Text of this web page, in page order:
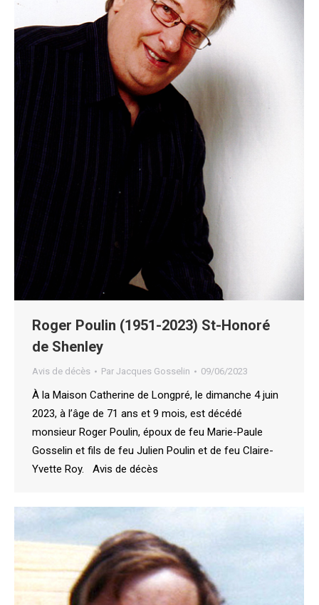
Roger Poulin (1951-2023) St-Honoré
de Shenley
Avis de décès Par Jacques Gosselin 09/06/2023
À la Maison Catherine de Longpré, le dimanche 4 juin
2023, à l’âge de 71 ans et 9 mois, est décédé
monsieur Roger Poulin, époux de feu Marie-Paule
Gosselin et fils de feu Julien Poulin et de feu Claire-
Yvette Roy. Avis de décès